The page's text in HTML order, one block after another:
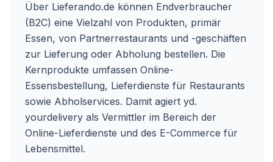
Über Lieferando.de können Endverbraucher
(B2C) eine Vielzahl von Produkten, primär
Essen, von Partnerrestaurants und -geschäften
zur Lieferung oder Abholung bestellen. Die
Kernprodukte umfassen Online-
Essensbestellung, Lieferdienste für Restaurants
sowie Abholservices. Damit agiert yd.
yourdelivery als Vermittler im Bereich der
Online-Lieferdienste und des E-Commerce für
Lebensmittel.